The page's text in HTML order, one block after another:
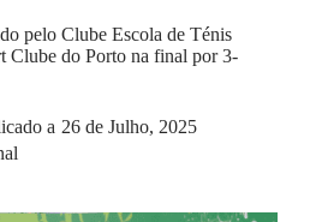
pelo Clube Escola de Ténis
Clube do Porto na final por 3-
a 26 de Julho, 2025